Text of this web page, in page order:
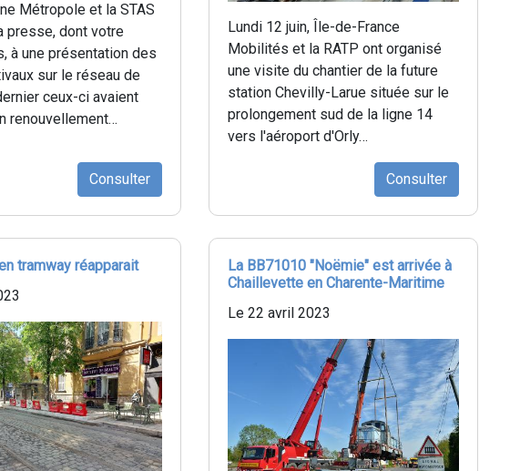
Métropole et la STAS
presse, dont votre
à une présentation des
sur le réseau de
ceux-ci avaient
renouvellement…
Consulter
Lundi 12 juin, Île-de-France
Mobilités et la RATP ont organisé
une visite du chantier de la future
station Chevilly-Larue située sur le
prolongement sud de la ligne 14
vers l'aéroport d'Orly…
Consulter
tramway réapparait
La BB71010 "Noëmie" est arrivée à
Chaillevette en Charente-Maritime
Le 22 avril 2023